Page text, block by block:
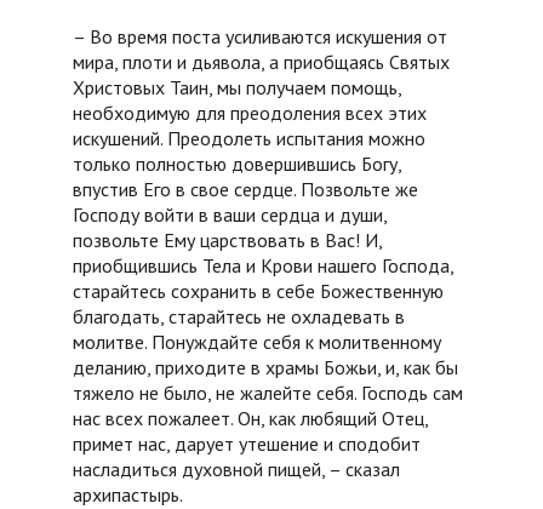
– Во время поста усиливаются искушения от
мира, плоти и дьявола, а приобщаясь Святых
Христовых Таин, мы получаем помощь,
необходимую для преодоления всех этих
искушений. Преодолеть испытания можно
только полностью довершившись Богу,
впустив Его в свое сердце. Позвольте же
Господу войти в ваши сердца и души,
позвольте Ему царствовать в Вас! И,
приобщившись Тела и Крови нашего Господа,
старайтесь сохранить в себе Божественную
благодать, старайтесь не охладевать в
молитве. Понуждайте себя к молитвенному
деланию, приходите в храмы Божьи, и, как бы
тяжело не было, не жалейте себя. Господь сам
нас всех пожалеет. Он, как любящий Отец,
примет нас, дарует утешение и сподобит
насладиться духовной пищей, – сказал
архипастырь.